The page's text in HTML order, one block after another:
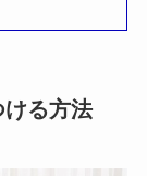
ける方法